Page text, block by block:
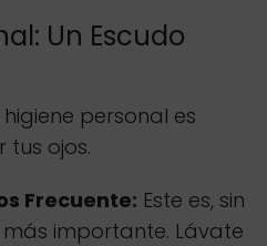
Un Escudo
personal es
ojos.
Frecuente: Este es, sin
importante. Lávate